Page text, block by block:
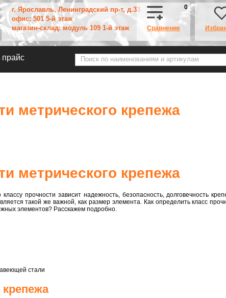
г. Ярославль, Ленинградский пр-т, д.33
офис: 501 5-й этаж
магазин-склад: модуль 109 1-й этаж
Сравнение
0
прайс
метрического крепежа
метрического крепежа
прочности зависит надежность, безопасность, долговечность
такой же важной, как размер элемента. Как определить класс
элементов? Расскажем подробно.
стали
крепежа